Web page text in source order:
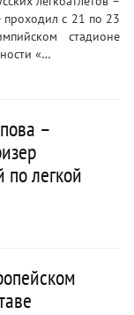
проходил с 21 по 23
стадионе
«…
–
по легкой